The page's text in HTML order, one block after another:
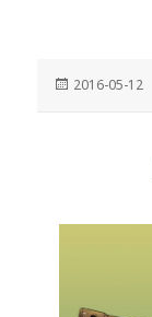
投
2016-05-12